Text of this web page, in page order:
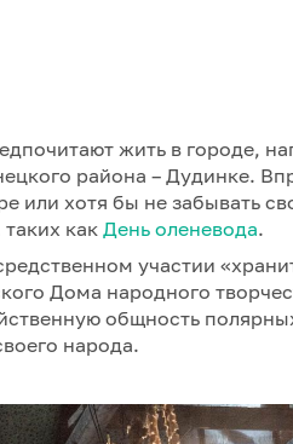
жить в городе,
района – Дудинке.
или хотя бы не забывать
как День оленевода.
участии
Дома народного
общность
народа.